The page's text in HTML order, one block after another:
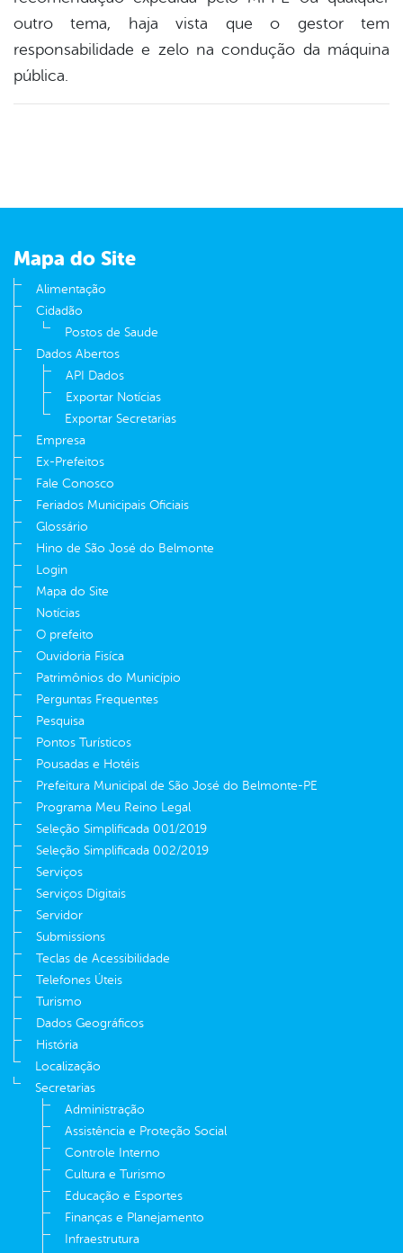
outro tema, haja vista que o gestor tem
responsabilidade e zelo na condução da máquina
pública.
Mapa do Site
Alimentação
Cidadão
Postos de Saude
Dados Abertos
API Dados
Exportar Notícias
Exportar Secretarias
Empresa
Ex-Prefeitos
Fale Conosco
Feriados Municipais Oficiais
Glossário
Hino de São José do Belmonte
Login
Mapa do Site
Notícias
O prefeito
Ouvidoria Fisíca
Patrimônios do Município
Perguntas Frequentes
Pesquisa
Pontos Turísticos
Pousadas e Hotéis
Prefeitura Municipal de São José do Belmonte-PE
Programa Meu Reino Legal
Seleção Simplificada 001/2019
Seleção Simplificada 002/2019
Serviços
Serviços Digitais
Servidor
Submissions
Teclas de Acessibilidade
Telefones Úteis
Turismo
Dados Geográficos
História
Localização
Secretarias
Administração
Assistência e Proteção Social
Controle Interno
Cultura e Turismo
Educação e Esportes
Finanças e Planejamento
Infraestrutura